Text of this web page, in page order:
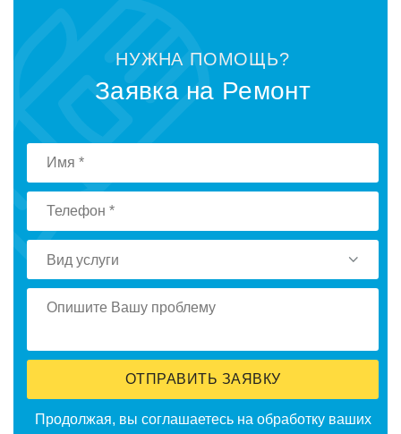
НУЖНА ПОМОЩЬ?
Заявка на Ремонт
Вид услуги
ОТПРАВИТЬ ЗАЯВКУ
Продолжая, вы соглашаетесь на обработку ваших